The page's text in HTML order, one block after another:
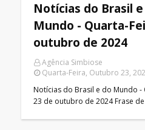
Notícias do Brasil
Mundo - Quarta-
outubro de 2024
Agência Simbiose
Quarta-Feira, Outubro 23,
Notícias do Brasil e do Mundo -
23 de outubro de 2024 Frase